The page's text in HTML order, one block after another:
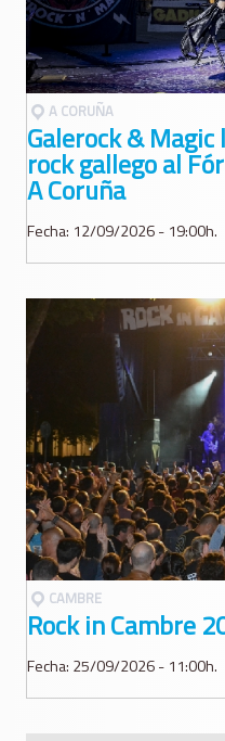
A CORUÑA
Galerock &
rock gallego al
A Coruña
Fecha: 12/09/2026 - 19:00h.
CAMBRE
Rock in Cambre
Fecha: 25/09/2026 - 11:00h.